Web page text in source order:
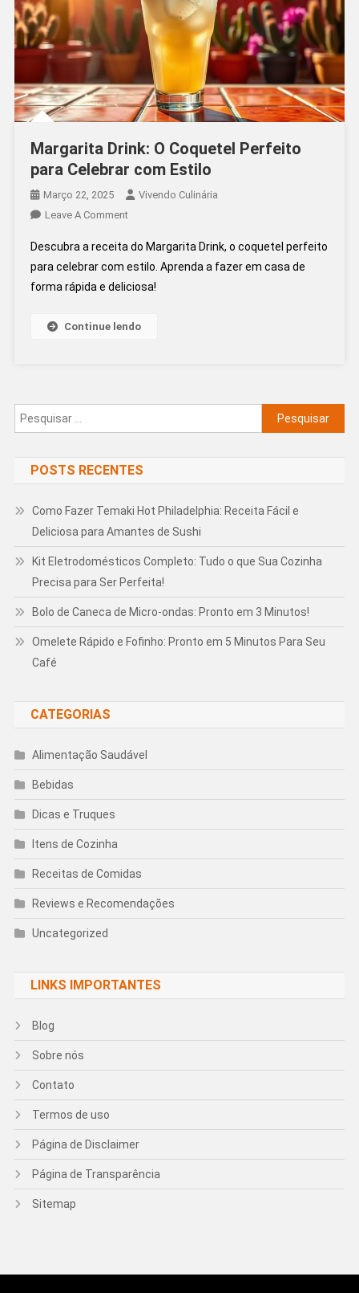
Margarita Drink: O Coquetel Perfeito
para Celebrar com Estilo
Março 22, 2025
Vivendo Culinária
Leave A CommentOn
Drink:
O
Coquetel
Para
Descubra a receita do Margarita Drink, o coquetel perfeito
para celebrar com estilo. Aprenda a fazer em casa de
forma rápida e deliciosa!
Continue lendo
Pesquisar
por:
POSTS RECENTES
Como Fazer Temaki Hot Philadelphia: Receita Fácil e
Deliciosa para Amantes de Sushi
Kit Eletrodomésticos Completo: Tudo o que Sua Cozinha
Precisa para Ser Perfeita!
Bolo de Caneca de Micro-ondas: Pronto em 3 Minutos!
Omelete Rápido e Fofinho: Pronto em 5 Minutos Para Seu
Café
CATEGORIAS
Alimentação Saudável
Bebidas
Dicas e Truques
Itens de Cozinha
Receitas de Comidas
Reviews e Recomendações
Uncategorized
LINKS IMPORTANTES
Blog
Sobre nós
Contato
Termos de uso
Página de Disclaimer
Página de Transparência
Sitemap